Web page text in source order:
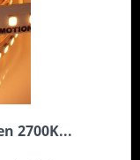
2700K...